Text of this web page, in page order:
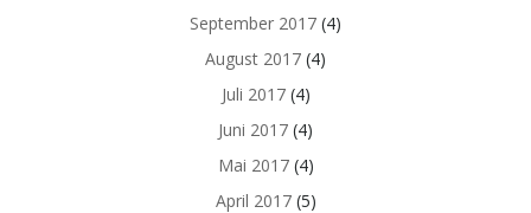
September 2017 (4)
August 2017 (4)
Juli 2017(4)
Juni 2017 (4)
Mai 2017(4)
April 2017(5)